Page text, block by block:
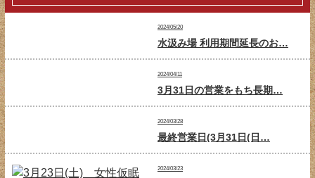
2024/05/20
水汲み場 利用期間延長のお…
2024/04/11
3月31日の営業をもち長期…
2024/03/28
最終営業日(3月31日(日…
2024/03/23